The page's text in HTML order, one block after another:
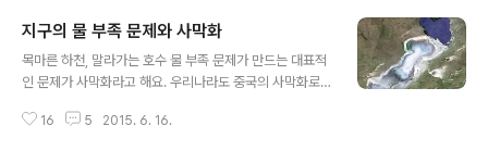
지구의 물 부족 문제와 사막화
목마른 하천, 말라가는 호수 물 부족 문제가 만드는 대표적
인 문제가 사막화라고 해요. 우리나라도 중국의 사막화로
가 어떻게 일어나고 있는지, 또 얼마나 심각한지 함께 알아
16 5 2015. 6. 16.